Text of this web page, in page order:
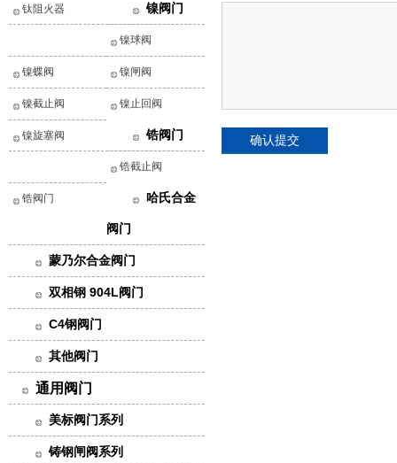
钛阻火器 镍阀门
镍球阀
镍蝶阀 镍闸阀
镍截止阀 镍止回阀
镍旋塞阀 锆阀门
锆截止阀
锆阀门 哈氏合金
阀门
蒙乃尔合金阀门
双相钢 904L阀门
C4钢阀门
其他阀门
通用阀门
美标阀门系列
铸钢闸阀系列